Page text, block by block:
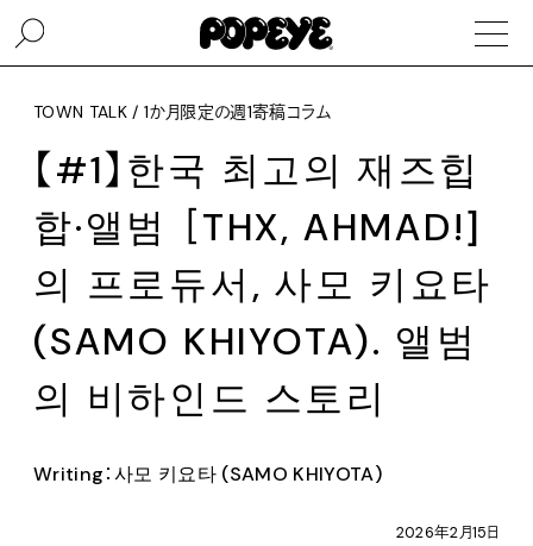
TOWN TALK / 1か月限定の週1寄稿コラム
【#1】한국 최고의 재즈힙
합·앨범 ［THX, AHMAD!]
의 프로듀서, 사모 키요타
(SAMO KHIYOTA). 앨범
의 비하인드 스토리
Writing：사모 키요타 (SAMO KHIYOTA)
2026年2月15日